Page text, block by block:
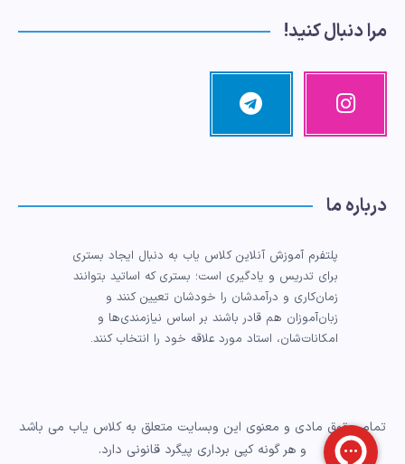
مرا دنبال کنید!
اینستاگرام تلگرام
کنید!
درباره ما
پلتفرم آموزش آنلاین کلاس یاب به دنبال ایجاد بستری
برای تدریس و یادگیری است؛ بستری که اساتید بتوانند
زمان‌کاری و درآمدشان را خودشان تعیین کنند و
زبان‌آموزان هم قادر باشند بر اساس نیازمندی‌ها و
امکانات‌شان، استاد مورد علاقه خود را انتخاب کنند.
تمام حقوق مادی و معنوی این وبسایت متعلق به کلاس یاب می باشد
و هر گونه کپی برداری پیگرد قانونی دارد.